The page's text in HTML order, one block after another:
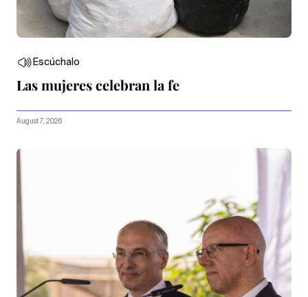
Escúchalo
Las mujeres celebran la fe
August 7, 2026